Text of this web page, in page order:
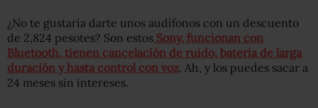
¿No te gustaría darte unos audífonos con un descuento
de 2,824 pesotes? Son estos Sony, funcionan con
Bluetooth, tienen cancelación de ruido, batería de larga
duración y hasta control con voz. Ah, y los puedes sacar a
24 meses sin intereses.